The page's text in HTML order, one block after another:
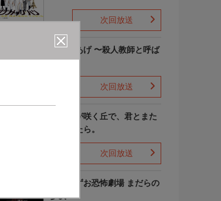
次回放送
でっちあげ 〜殺人教師と呼ば
次回放送
あの花が咲く丘で、君とまた
出会えたら。
次回放送
楳図かずお恐怖劇場 まだらの
少女